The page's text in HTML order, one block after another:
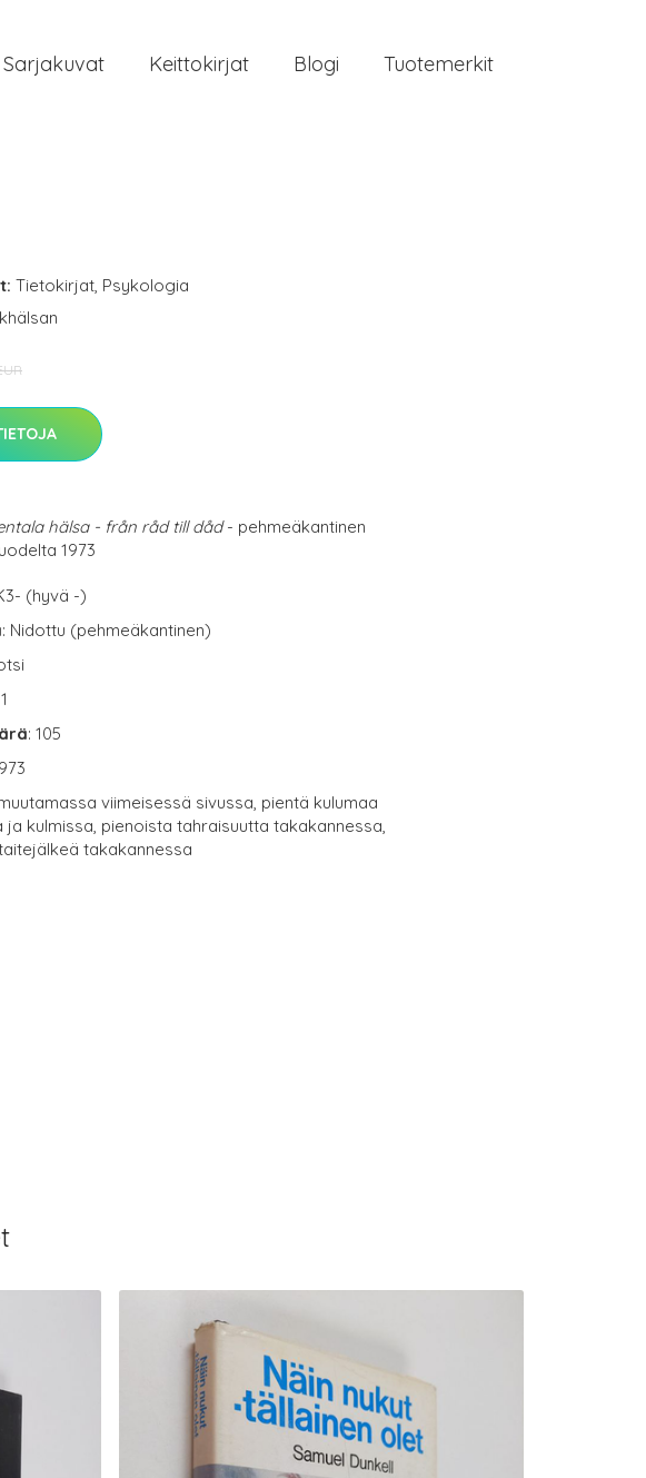
Sarjakuvat Keittokirjat Blogi Tuotemerkit
Tietokirjat, Psykologia
hälsa - från råd till dåd- pehmeäkantinen
1973
(hyvä -)
: Nidottu (pehmeäkantinen)
: 105
viimeisessä sivussa, pientä kulumaa
ja kulmissa, pienoista tahraisuutta takakannessa,
takakannessa